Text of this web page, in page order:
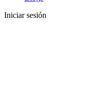
Iniciar sesión